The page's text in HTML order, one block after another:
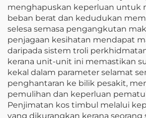
menghapuskan keperluan untuk
beban berat dan kedudukan
selesa semasa pengangkutan
penjagaan kesihatan mendapat
daripada sistem troli
kerana unit-unit ini memastikan
kekal dalam parameter selamat
penghantaran ke bilik pesakit,
pemulihan dan keperluan
Penjimatan kos timbul melalui
yang dikurangkan kerana